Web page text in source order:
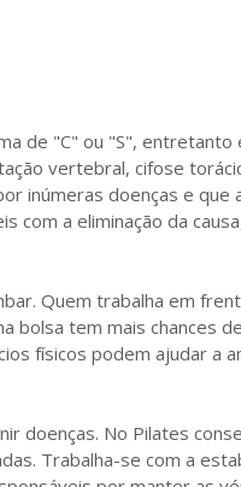
de "C" ou "S",
vertebral, cifose
inúmeras doenças e que
com a eliminação da
Quem trabalha em
bolsa tem mais chances
físicos podem ajudar a
doenças. No Pilates
Trabalha-se com a